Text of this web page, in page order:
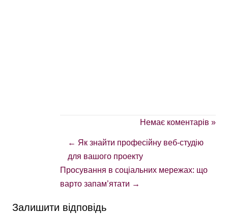
Немає коментарів »
← Як знайти професійну веб-студію
для вашого проекту
Просування в соціальних мережах: що
варто запам’ятати →
Залишити відповідь